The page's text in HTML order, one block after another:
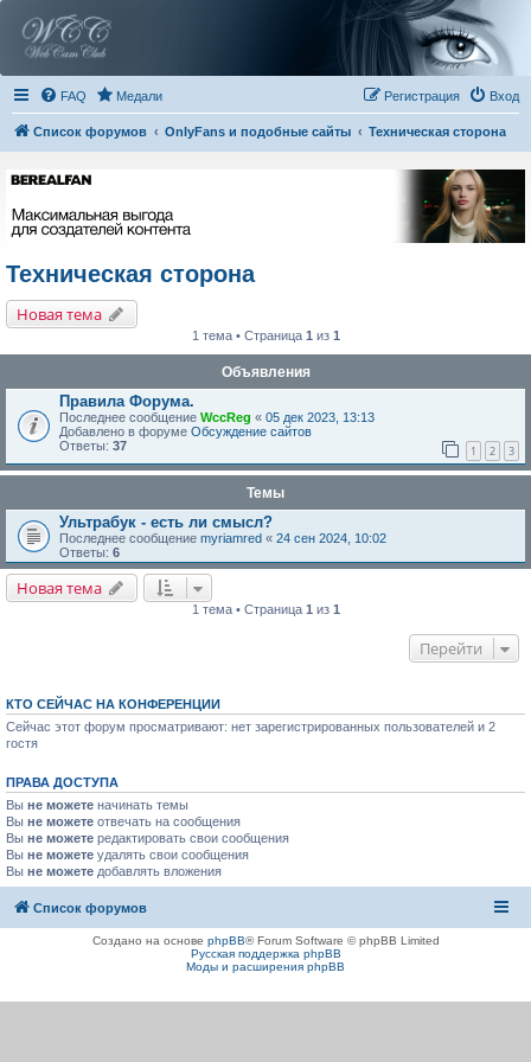
FAQ Медали Вход
Регистрация
Список форумов OnlyFans и подобные сайты Техническая сторона
Техническая сторона
Новая тема
1 тема • Страница 1 из 1
Объявления
Правила Форума.
Последнее сообщение WccReg « 05 дек 2023, 13:13
Добавлено в форуме Обсуждение сайтов
Ответы: 37 1 2 3
Темы
Ультрабук - есть ли смысл?
Последнее сообщение myriamred « 24 сен 2024, 10:02
Ответы: 6
Новая тема
1 тема • Страница 1из 1
Перейти
КТО СЕЙЧАС НА КОНФЕРЕНЦИИ
Сейчас этот форум просматривают: нет зарегистрированных пользователей и 2
гостя
ПРАВА ДОСТУПА
Вы не можете начинать темы
Вы не можете отвечать на сообщения
Вы не можете редактировать свои сообщения
Вы не можете удалять свои сообщения
Вы не можете добавлять вложения
Список форумов
Создано на основе phpBB® Forum Software © phpBB Limited
Русская поддержка phpBB
Моды и расширения phpBB